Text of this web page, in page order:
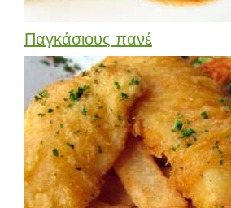
Παγκάσιους πανέ